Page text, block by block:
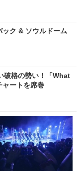
ク & ソウルドーム
破格の勢い！「What
ートを席巻